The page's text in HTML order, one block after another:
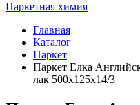
Паркетная химия
Главная
Каталог
Паркет
Паркет Елка
лак 500х125х14/3